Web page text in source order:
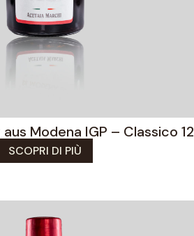
Modena IGP – Classico 12
SCOPRI DI PIÙ